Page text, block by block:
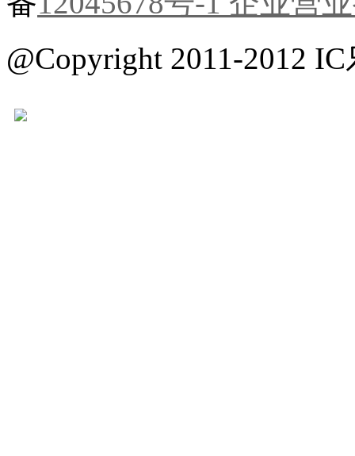
@Copyright 2011-2012